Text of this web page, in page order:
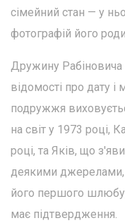
сімейний стан — у
фотографій його
Дружину Рабіновича
відомості про дату і
подружжя
на світ у 1973 році,
році, та Яків, що
деякими джерелами,
його першого
має підтвердження.